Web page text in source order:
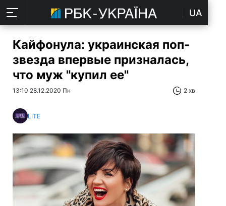
UA
Кайфонула: украинская поп-
звезда впервые призналась,
что муж "купил ее"
13:10 28.12.2020 Пн 2 хв
LITE